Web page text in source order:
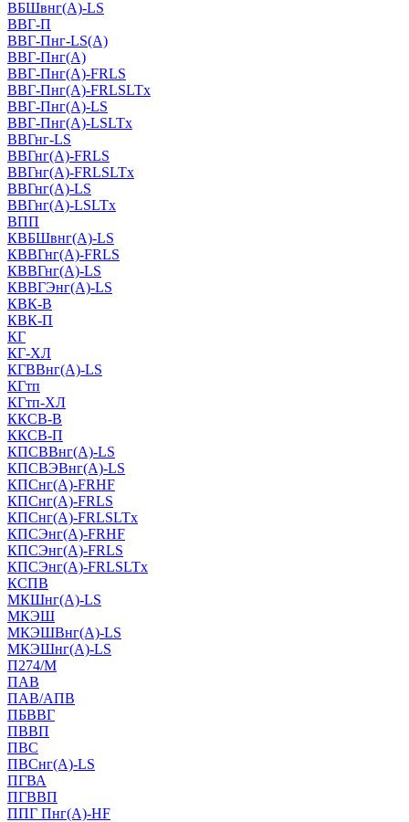
ВБШвнг(А)-LS
ВВГ-П
ВВГ-Пнг-LS(А)
ВВГ-Пнг(А)
ВВГ-Пнг(А)-FRLS
ВВГ-Пнг(А)-FRLSLTx
ВВГ-Пнг(А)-LS
ВВГ-Пнг(А)-LSLTx
ВВГнг-LS
ВВГнг(А)-FRLS
ВВГнг(А)-FRLSLTx
ВВГнг(А)-LS
ВВГнг(А)-LSLTx
ВПП
КВБШвнг(А)-LS
КВВГнг(А)-FRLS
КВВГнг(А)-LS
КВВГЭнг(А)-LS
КВК-В
КВК-П
КГ
КГ-ХЛ
КГВВнг(А)-LS
КГтп
КГтп-ХЛ
ККСВ-В
ККСВ-П
КПСВВнг(А)-LS
КПСВЭВнг(А)-LS
КПСнг(А)-FRHF
КПСнг(А)-FRLS
КПСнг(А)-FRLSLTx
КПСЭнг(А)-FRHF
КПСЭнг(А)-FRLS
КПСЭнг(А)-FRLSLTx
КСПВ
МКШнг(А)-LS
МКЭШ
МКЭШВнг(А)-LS
МКЭШнг(А)-LS
П274/М
ПАВ
ПАВ/АПВ
ПБВВГ
ПВВП
ПВС
ПВСнг(А)-LS
ПГВА
ПГВВП
ППГ Пнг(А)-HF